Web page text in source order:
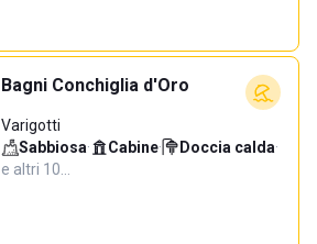
Bagni Conchiglia d'Oro
Varigotti
Sabbiosa· Cabine· Doccia calda·
e altri 10…